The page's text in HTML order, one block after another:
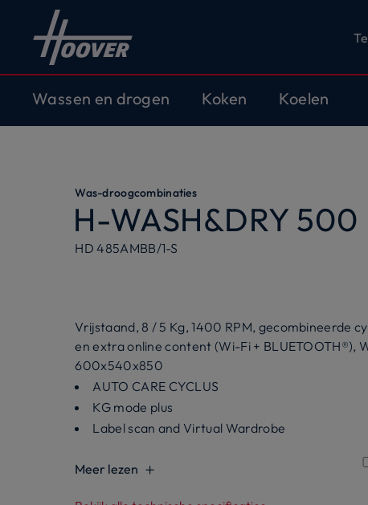
Wassen en drogen Koken Koelen
Was-droogcombinaties
H-WASH&DRY 500
HD 485AMBB/1-S
Vrijstaand, 8 / 5 Kg, 1400 RPM, gecombineerde
en extra online content (Wi-Fi + BLUETOOTH®),
600x540x850
AUTO CARE CYCLUS
KG mode plus
Label scan and Virtual Wardrobe
Meer lezen